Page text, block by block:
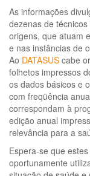
As informações
dezenas de
origens, que atuam
e nas instâncias de
Ao DATASUS cabe
folhetos impressos
os dados básicos e
com freqüência
correspondam à
edição anual
relevância para a
Espera-se que
oportunamente